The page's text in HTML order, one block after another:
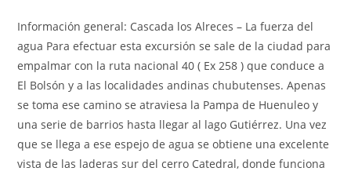
Información general: Cascada los Alreces – La fuerza del
agua Para efectuar esta excursión se sale de la ciudad para
empalmar con la ruta nacional 40 ( Ex 258 ) que conduce a
El Bolsón y a las localidades andinas chubutenses. Apenas
se toma ese camino se atraviesa la Pampa de Huenuleo y
una serie de barrios hasta llegar al lago Gutiérrez. Una vez
que se llega a ese espejo de agua se obtiene una excelente
vista de las laderas sur del cerro Catedral, donde funciona